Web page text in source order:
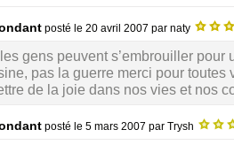
posté le 20 avril 2007 par naty
gens peuvent s’embrouiller pour
pas la guerre merci pour toutes
de la joie dans nos vies et nos
posté le 5 mars 2007 par Trysh